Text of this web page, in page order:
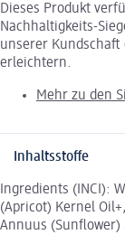
Dieses Produkt
Nachhaltigkeits-
unserer
erleichtern.
Mehr zu den
Inhaltsstoffe
Ingredients (INCI):
(Apricot) Kernel
Annuus (Sunflower)